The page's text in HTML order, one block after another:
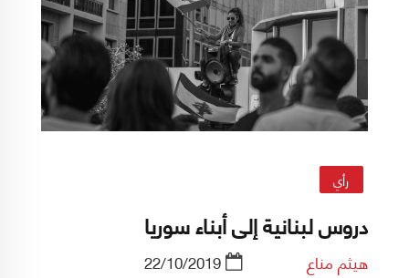
رأي
دروس لبنانية إلى أبناء سوريا
هيثم مناع 22/10/2019